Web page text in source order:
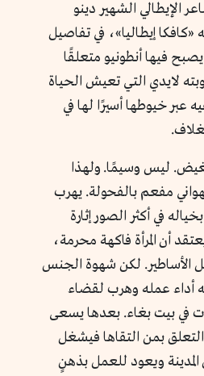
الإيطالي الشهير دينو
«كافكا إيطاليا»، في تفاصيل
فيها أنطونيو متعلقًا
لايدي التي تعيش الحياة
عبر خيوطها أسيرًا لها في
ليس وسيمًا. ولهذا
مفعم بالفحولة. يهرب
في أكثر الصور إثارة
أن المرأة فاكهة محرمة،
الأساطير. لكن شهوة الجنس
أداء عمله وهرب لقضاء
في بيت بغاء. بعدها يسعى
بمن التقاها فيشغل
ويعود للعمل بذهنٍ